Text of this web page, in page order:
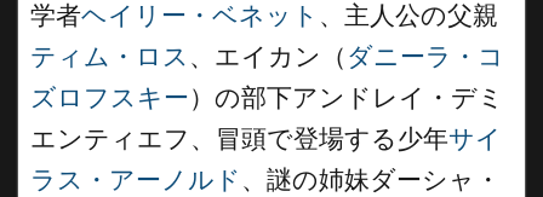
学者ヘイリー・ベネット 、主人公の父親
ティム・ロス 、エイカン（ ダニーラ・コ
ズロフスキー）の部下アンドレイ・デミ
エンティエフ、冒頭で登場する少年サイ
ラス・アーノルド 、謎の姉妹ダーシャ・